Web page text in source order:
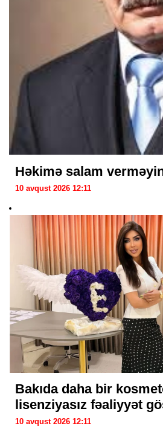
Həkimə salam
10 avqust 2026 12:11
Bakıda daha bir
lisenziyasız fəaliyyət
10 avqust 2026 12:11